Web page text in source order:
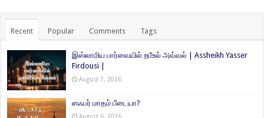
Recent Popular Comments Tags
இஸ்லாமிய பார்வையில் றபீஉல் அவ்வல் | Assheikh Yasser
Firdousi |
August 7, 2026
ஸஃபர் மாதம் பீடையா?
August 6, 2026